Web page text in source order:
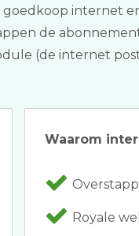
goedkoop internet
de
(de internet
Waarom
Royale